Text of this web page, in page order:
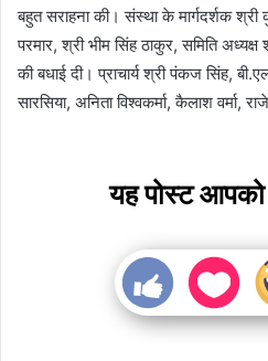
बहुत सराहना की। संस्था के मार्गदर्शक
परमार, श्री भीम सिंह ठाकुर, समिति
की बधाई दी। प्राचार्य श्री पंकज सिंह,
सारसिया, अनिता विश्वकर्मा, कैलाश वर्मा,
यह पोस्ट